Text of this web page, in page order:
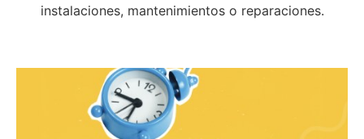
instalaciones, mantenimientos o reparaciones.